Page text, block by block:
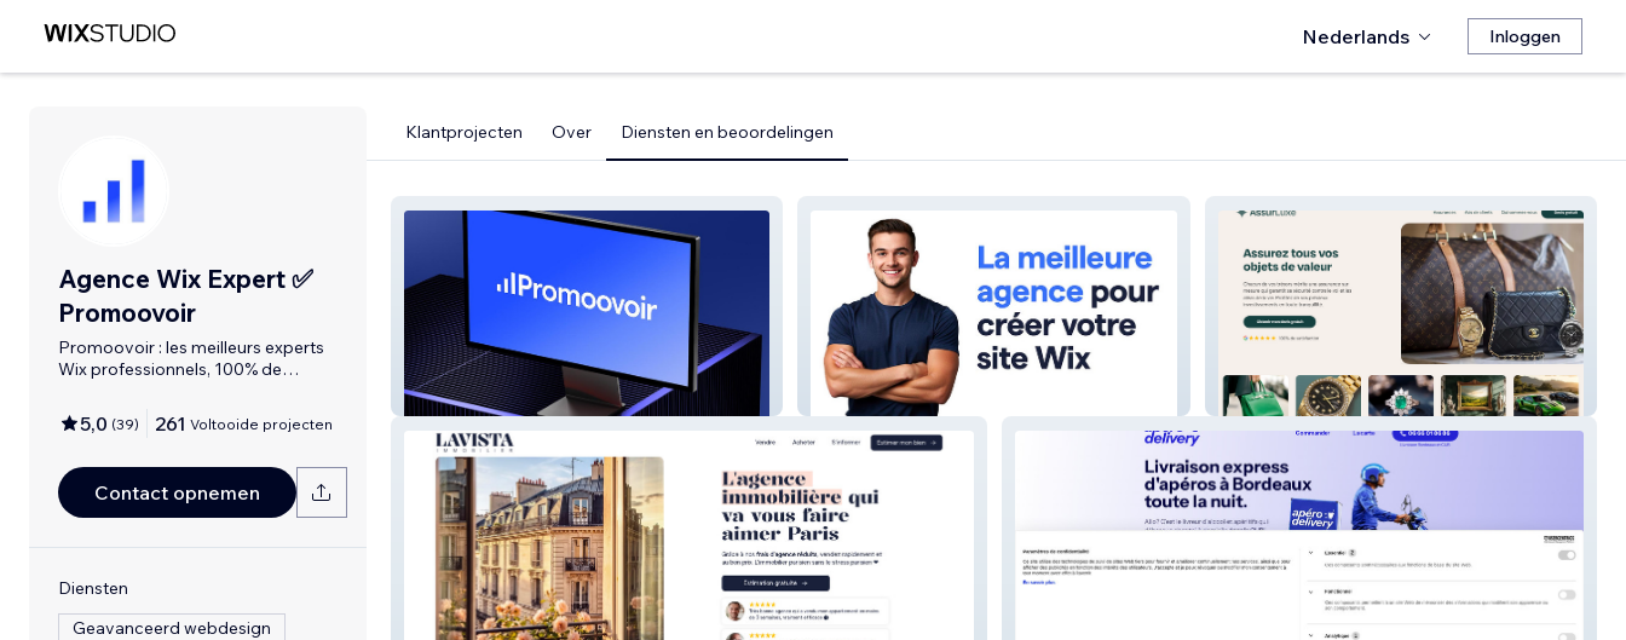
Nederlands Inloggen
Agence Wix Expert ✅
Promoovoir
Promoovoir : les meilleurs experts
Wix professionnels, 100% de
5,0 (39) 261 Voltooide projecten
Contact opnemen
Diensten
Geavanceerd webdesign
Klantprojecten Over Diensten en beoordelingen
Promoovoir Agence Wix AssurLuxe